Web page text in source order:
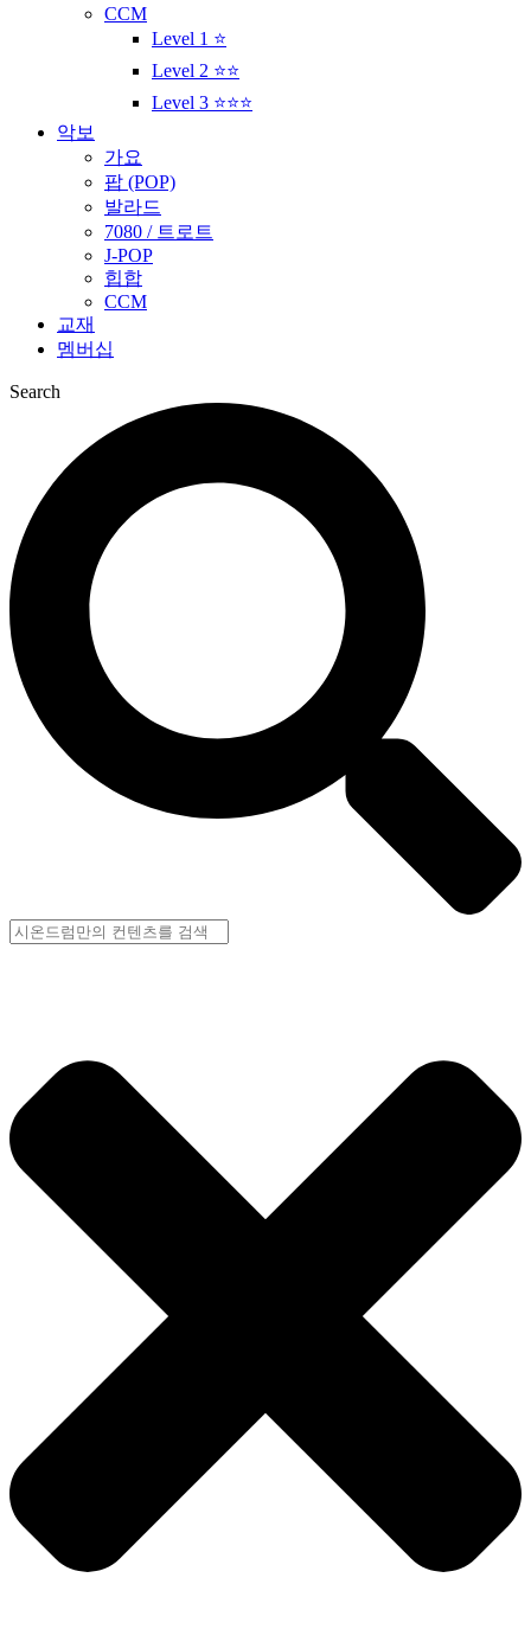
CCM
Level 1 ⭐
Level 2 ⭐⭐
Level 3 ⭐⭐⭐
악보
가요
팝 (POP)
발라드
7080 / 트로트
J-POP
힙합
CCM
교재
멤버십
Search